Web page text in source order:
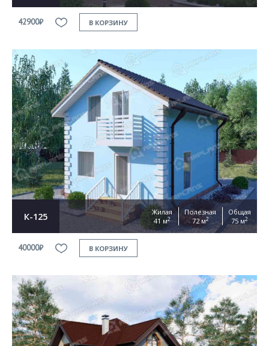
42900₽ В КОРЗИНУ
К-125
Жилая
41 м2
Полезная
72 м2
Общая
75 м2
40000₽ В КОРЗИНУ